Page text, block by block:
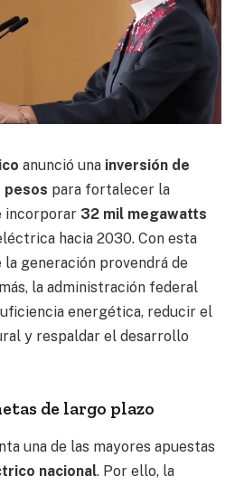
anunció una inversión de
pesos para fortalecer la
incorporar 32 mil megawatts
hacia 2030. Con esta
generación provendrá de
la administración federal
energética, reducir el
y respaldar el desarrollo
de largo plazo
una de las mayores apuestas
nacional. Por ello, la